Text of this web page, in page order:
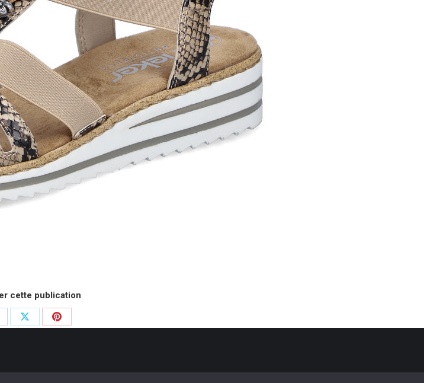
cette publication
PartagerPartager
— trulypremium WordPress themes Politique de confidentialité Mentions Légales Contact